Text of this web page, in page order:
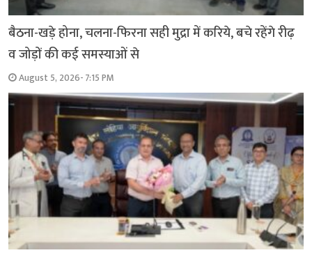
बैठना-खड़े होना, चलना-फिरना सही मुद्रा में करिये, बचे रहेंगे रीढ़
व जोड़ों की कई समस्याओं से
August 5, 2026- 7:15 PM